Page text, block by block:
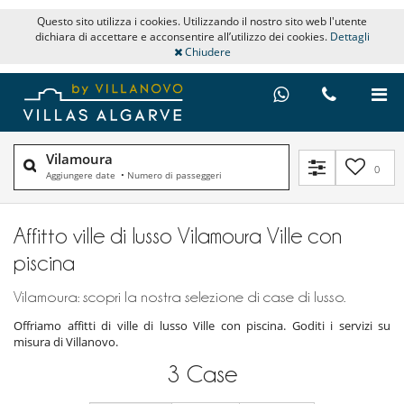
Questo sito utilizza i cookies. Utilizzando il nostro sito web l'utente
dichiara di accettare e acconsentire all’utilizzo dei cookies. Dettagli
Chiudere
Vilamoura
Aggiungere date • Numero di passeggeri 0
Affitto ville di lusso Vilamoura Ville con
piscina
Vilamoura: scopri la nostra selezione di case di lusso.
Offriamo affitti di ville di lusso Ville con piscina. Goditi i servizi su
misura di Villanovo.
3 Case